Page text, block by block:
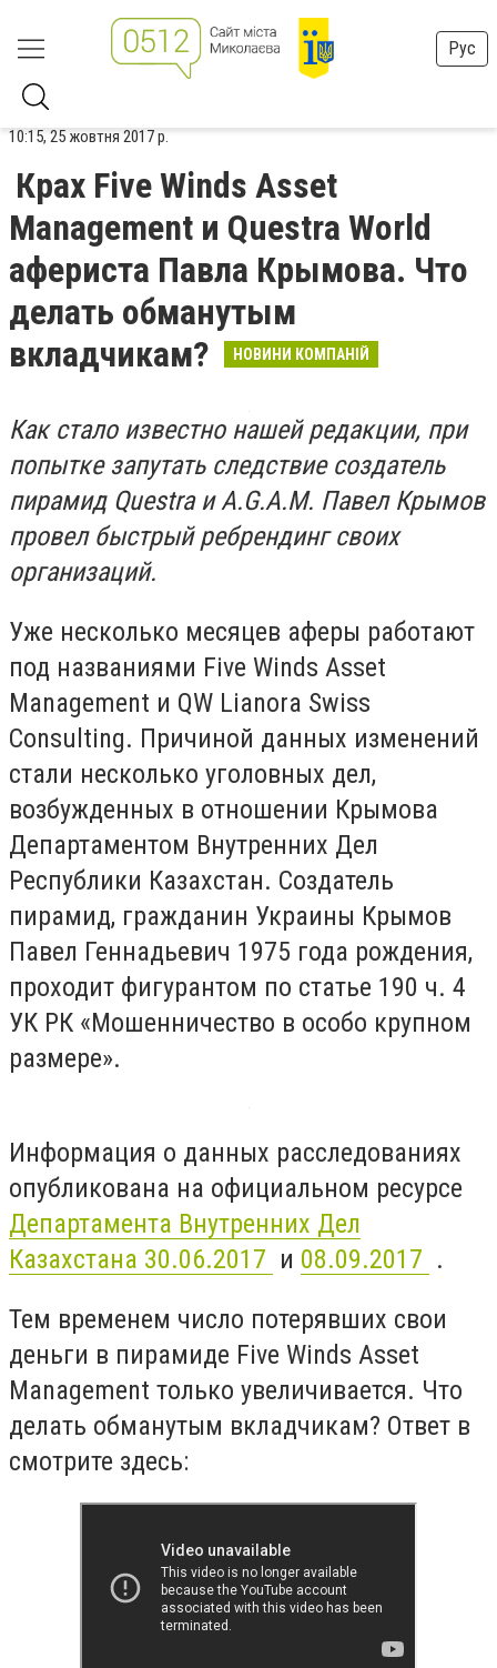
Рус
10:15, 25 жовтня 2017 р.
Крах Five Winds Asset
Management и Questra World
афериста Павла Крымова. Что
делать обманутым
вкладчикам?
НОВИНИ КОМПАНІЙ
Как стало известно нашей редакции, при
попытке запутать следствие создатель
пирамид Questra и A.G.A.M. Павел Крымов
провел быстрый ребрендинг своих
организаций.
Уже несколько месяцев аферы работают
под названиями Five Winds Asset
Management и QW Lianora Swiss
Consulting. Причиной данных изменений
стали несколько уголовных дел,
возбужденных в отношении Крымова
Департаментом Внутренних Дел
Республики Казахстан. Создатель
пирамид, гражданин Украины Крымов
Павел Геннадьевич 1975 года рождения,
проходит фигурантом по статье 190 ч. 4
УК РК «Мошенничество в особо крупном
размере».
Информация о данных расследованиях
опубликована на официальном ресурсе
Департамента Внутренних Дел
Казахстана 30.06.2017 и 08.09.2017 .
Тем временем число потерявших свои
деньги в пирамиде Five Winds Asset
Management только увеличивается. Что
делать обманутым вкладчикам? Ответ в
смотрите здесь: